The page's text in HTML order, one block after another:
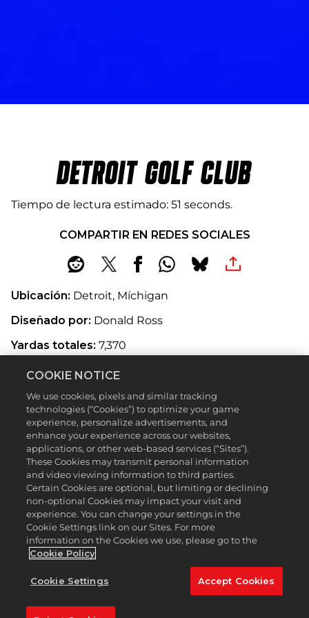
DETROIT GOLF CLUB
Tiempo de lectura estimado 51 seconds
COMPARTIR EN REDES SOCIALES
Ubicación: Detroit, Míchigan
Diseñado por: Donald Ross
Yardas totales: 7,370
El PGA TOUR alberga torneos de clase mundial en
algunos lugares históricos, incluido el Detroit Golf
Club, que fue fundado en 1899. El diseñador Donald
Ross, considerado por muchos como uno de los
mejores arquitectos de campos del siglo XX, logró
colocar dos campos en 45 acres de terreno. El que
encontrarás en PGA TOUR 2K23es el largo North
Course, anfitrión del Rocket Mortgage Classic.
El hoyo de apertura es el mismo que en 1916. El
Detroit Golf Club es un campo relativamente plano,
pero la capacidad de Ross para incorporar el paisaje
natural lo vuelve desafiante. Más de cien años
después de su creación, se convirtió en el hogar del
Rocket Mortgage Classic en 2019 y siempre
No. 16 (188 yardas, par 3)
COOKIE NOTICE
We use cookies, pixels and similar tracking
technologies (“Cookies”) to optimize your game
experience, personalize advertisements, and
enhance your experience across our websites,
applications, or other web-based services (“Sites”).
These Cookies may transmit personal information
and video viewing information to third parties.
Certain Cookies are optional, but limiting or declining
non-optional Cookies may impact your visit and
experience. You can change your settings in the
Cookie Settings link on our Sites. For more
information on the Cookies we use, please go to the
Cookie Policy
Cookie Settings Accept Cookies